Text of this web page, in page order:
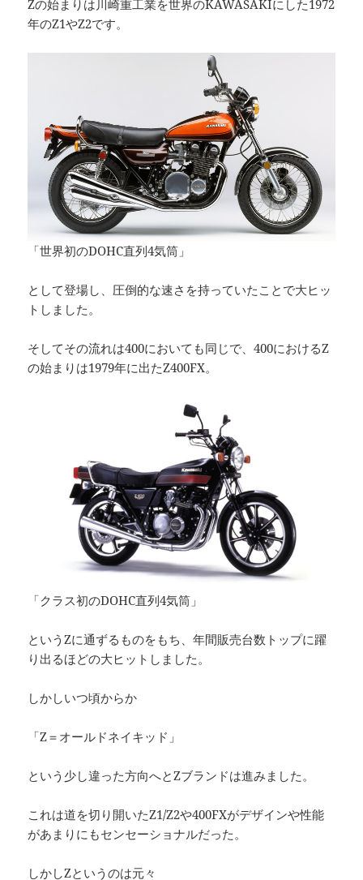
Zの始まりは川崎重工業を世界のKAWASAKIにした1972
年のZ1やZ2です。
「世界初のDOHC直列4気筒」
として登場し、圧倒的な速さを持っていたことで大ヒッ
トしました。
そしてその流れは400においても同じで、400におけるZ
の始まりは1979年に出たZ400FX。
「クラス初のDOHC直列4気筒」
というZに通ずるものをもち、年間販売台数トップに躍
り出るほどの大ヒットしました。
しかしいつ頃からか
「Z＝オールドネイキッド」
という少し違った方向へとZブランドは進みました。
これは道を切り開いたZ1/Z2や400FXがデザインや性能
があまりにもセンセーショナルだった。
しかしZというのは元々